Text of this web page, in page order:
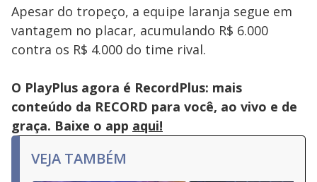
the
close
button.
Apesar do tropeço, a equipe laranja segue em
vantagem no placar, acumulando R$ 6.000
contra os R$ 4.000 do time rival.
O PlayPlus agora é RecordPlus: mais
conteúdo da RECORD para você, ao vivo e de
graça. Baixe o app aqui!
VEJA TAMBÉM